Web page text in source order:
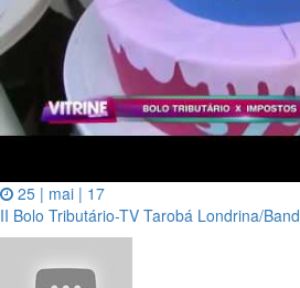
25 | mai | 17
II Bolo Tributário-TV Tarobá Londrina/Band